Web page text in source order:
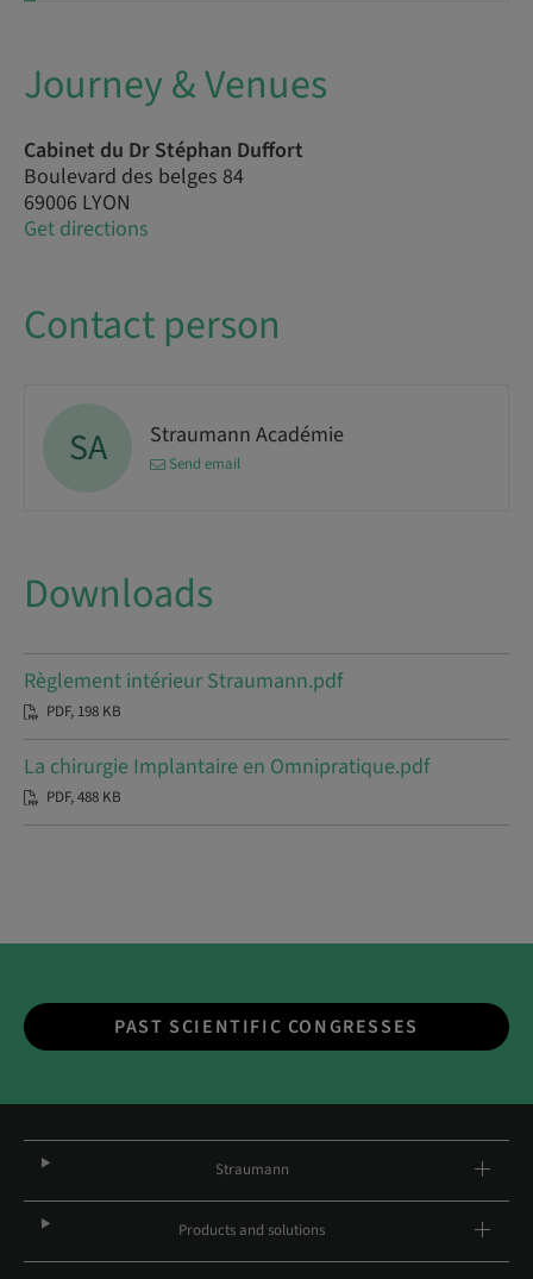
Journey & Venues
Cabinet du Dr Stéphan Duffort
Boulevard des belges 84
69006 LYON
Get directions
Contact person
SA Straumann Académie
Send email
Downloads
Règlement intérieur Straumann.pdf
PDF, 198 KB
La chirurgie Implantaire en Omnipratique.pdf
PDF, 488 KB
PAST SCIENTIFIC CONGRESSES
Straumann
Products and solutions